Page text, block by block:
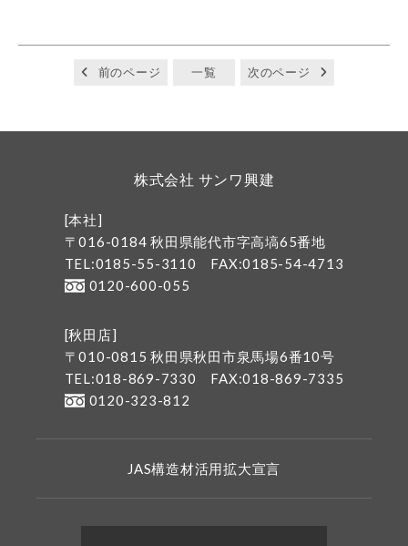
前のページ 一覧 次のページ
株式会社 サンワ興建
[本社]
〒016-0184 秋田県能代市字高塙65番地
TEL:0185-55-3110
FAX:0185-54-4713
0120-600-055
[秋田店]
〒010-0815 秋田県秋田市泉馬場6番10号
TEL:018-869-7330
FAX:018-869-7335
0120-323-812
JAS構造材活用拡大宣言